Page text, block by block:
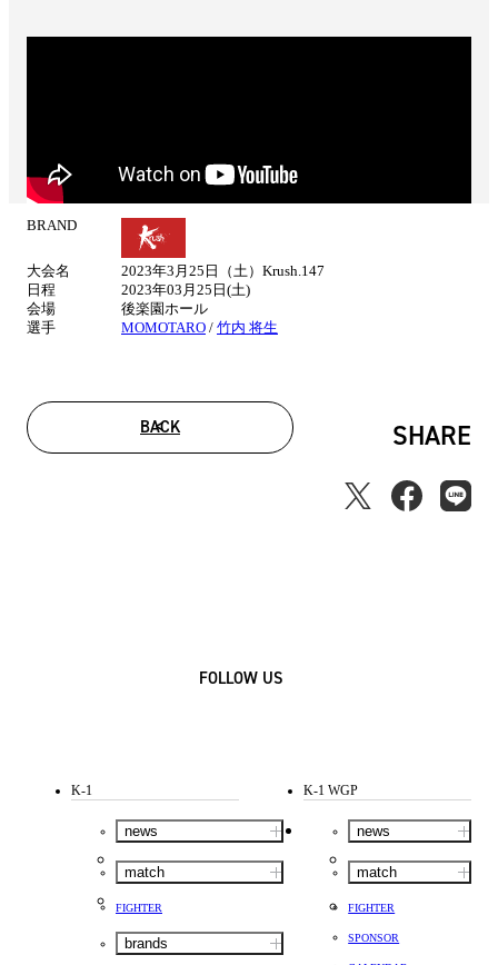
BRAND
大会名
2023年3月25日（土）Krush.147
日程
2023年03月25日(土)
会場
後楽園ホール
選手
MOMOTARO / 竹内 将生
BACK SHARE
FOLLOW US
K-1
news
match
FIGHTER
brands
K-1 WGP
news
match
FIGHTER
SPONSOR